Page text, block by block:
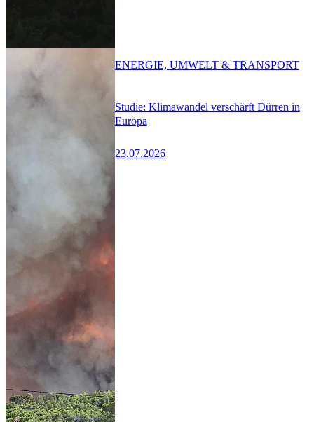
Studie: Klimawandel verschärft Dürren in
Europa
23.07.2026
ENERGIE, UMWELT & TRANSPORT